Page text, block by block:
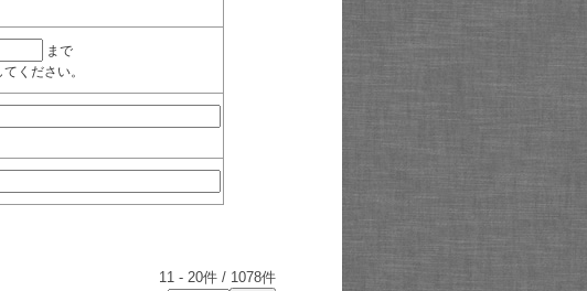
まで
ください。
11 - 20件 / 1078件